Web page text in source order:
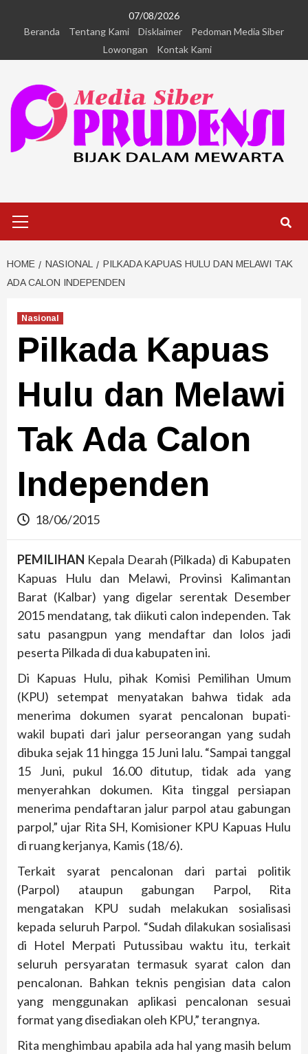
07/08/2026
Beranda
Tentang Kami Disklaimer
Pedoman Media Siber
Lowongan
Kontak Kami
HOME NASIONAL
PILKADA KAPUAS HULU DAN MELAWI TAK
ADA CALON INDEPENDEN
Nasional
Pilkada Kapuas
Hulu dan Melawi
Tak Ada Calon
Independen
18/06/2015
PEMILIHAN Kepala Dearah (Pilkada) di Kabupaten
Kapuas Hulu dan Melawi, Provinsi Kalimantan
Barat (Kalbar) yang digelar serentak Desember
2015 mendatang, tak diikuti calon independen. Tak
satu pasangpun yang mendaftar dan lolos jadi
peserta Pilkada di dua kabupaten ini.
Di Kapuas Hulu, pihak Komisi Pemilihan Umum
(KPU) setempat menyatakan bahwa tidak ada
menerima dokumen syarat pencalonan bupati-
wakil bupati dari jalur perseorangan yang sudah
dibuka sejak 11 hingga 15 Juni lalu. “Sampai tanggal
15 Juni, pukul 16.00 ditutup, tidak ada yang
menyerahkan dokumen. Kita tinggal persiapan
menerima pendaftaran jalur parpol atau gabungan
parpol,” ujar Rita SH, Komisioner KPU Kapuas Hulu
di ruang kerjanya, Kamis (18/6).
Terkait syarat pencalonan dari partai politik
(Parpol) ataupun gabungan Parpol, Rita
mengatakan KPU sudah melakukan sosialisasi
kepada seluruh Parpol. “Sudah dilakukan sosialisasi
di Hotel Merpati Putussibau waktu itu, terkait
seluruh persyaratan termasuk syarat calon dan
pencalonan. Bahkan teknis pengisian data calon
yang menggunakan aplikasi pencalonan sesuai
format yang disediakan oleh KPU,” terangnya.
Rita menghimbau apabila ada hal yang masih belum